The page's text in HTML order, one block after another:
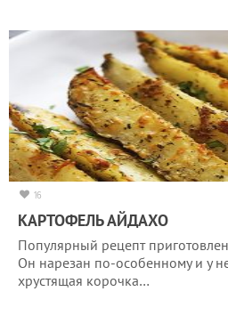
16
КАРТОФЕЛЬ АЙДАХО
Популярный рецепт
Он нарезан по-особенному и у
хрустящая корочка…